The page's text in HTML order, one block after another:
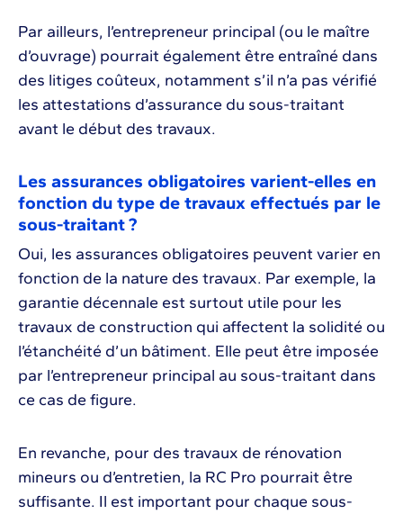
Par ailleurs, l’entrepreneur principal (ou le maître
d’ouvrage) pourrait également être entraîné dans
des litiges coûteux, notamment s’il n’a pas vérifié
les attestations d’assurance du sous-traitant
avant le début des travaux.
Les assurances obligatoires varient-elles en
fonction du type de travaux effectués par le
sous-traitant ?
Oui, les assurances obligatoires peuvent varier en
fonction de la nature des travaux. Par exemple, la
garantie décennale est surtout utile pour les
travaux de construction qui affectent la solidité ou
l’étanchéité d’un bâtiment. Elle peut être imposée
par l’entrepreneur principal au sous-traitant dans
ce cas de figure.
En revanche, pour des travaux de rénovation
mineurs ou d’entretien, la RC Pro pourrait être
suffisante. Il est important pour chaque sous-